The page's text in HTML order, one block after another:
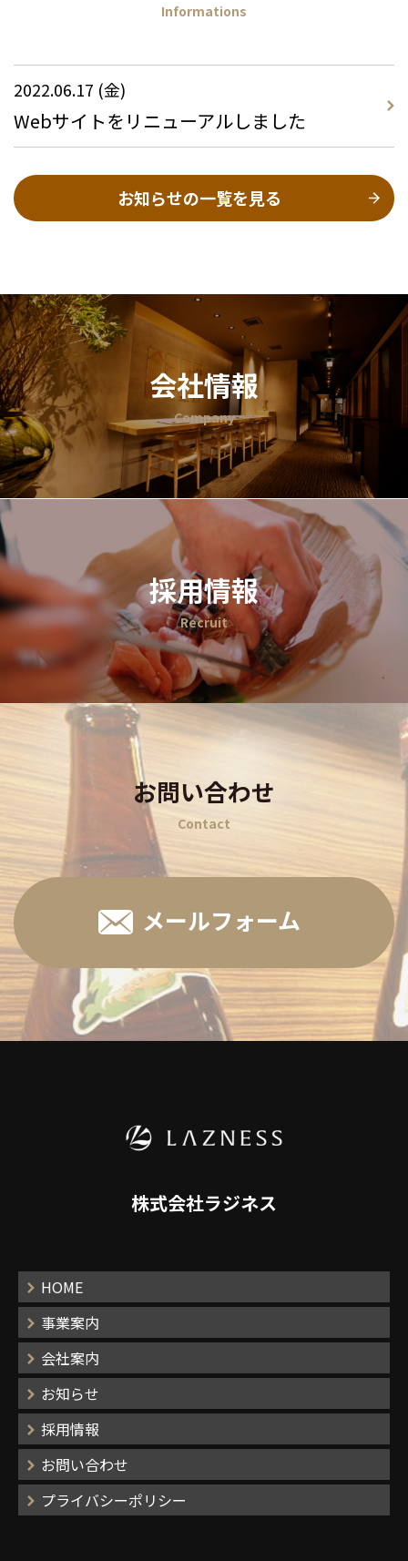
Informations
2022.06.17 (金)
Webサイトをリニューアルしました
お知らせの一覧を見る
会社情報
Company
採用情報
Recruit
お問い合わせ
Contact
メールフォーム
株式会社ラジネス
HOME
事業案内
会社案内
お知らせ
採用情報
お問い合わせ
プライバシーポリシー